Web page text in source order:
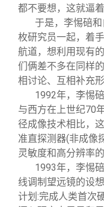
都不要想，这就逼
于是，李惕碚
枚研究员一起，着
航道，想利用现有
们俩差不多在同样
相讨论、互相补充
1992年，李惕
与西方在上世纪70
径成像技术相比，
准直探测器(非成像
灵敏度和高分辨率
1993年，李惕
线调制望远镜的设
计划:完成人类首次